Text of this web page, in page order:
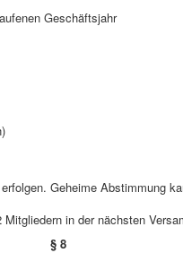
Geschäftsjahr
Geheime Abstimmung
in der nächsten
§ 8